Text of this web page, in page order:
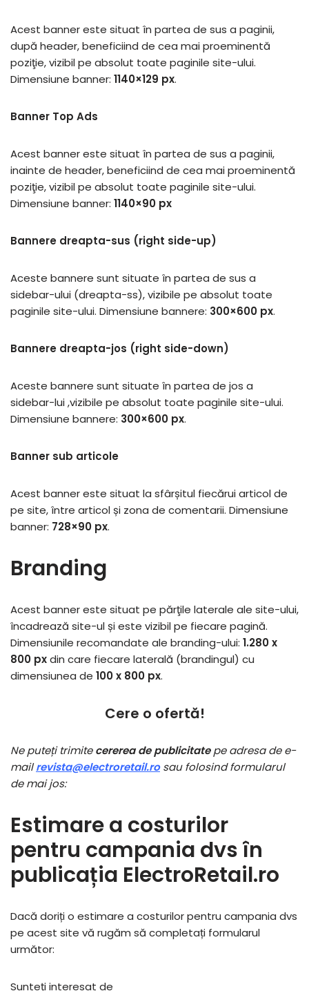
Acest banner este situat în partea de sus a paginii,
după header, beneficiind de cea mai proeminentă
poziţie, vizibil pe absolut toate paginile site-ului.
Dimensiune banner: 1140×129 px.
Banner Top Ads
Acest banner este situat în partea de sus a paginii,
inainte de header, beneficiind de cea mai proeminentă
poziţie, vizibil pe absolut toate paginile site-ului.
Dimensiune banner: 1140×90 px
Bannere dreapta-sus (right side-up)
Aceste bannere sunt situate în partea de sus a
sidebar-ului (dreapta-ss), vizibile pe absolut toate
paginile site-ului. Dimensiune bannere: 300×600 px.
Bannere dreapta-jos (right side-down)
Aceste bannere sunt situate în partea de jos a
sidebar-lui ,vizibile pe absolut toate paginile site-ului.
Dimensiune bannere: 300×600 px.
Banner sub articole
Acest banner este situat la sfârșitul fiecărui articol de
pe site, între articol și zona de comentarii. Dimensiune
banner: 728×90 px.
Branding
Acest banner este situat pe părţile laterale ale site-ului,
încadrează site-ul și este vizibil pe fiecare pagină.
Dimensiunile recomandate ale branding-ului: 1.280 x
800 pxdin care fiecare laterală (brandingul) cu
dimensiunea de 100 x 800 px.
Cere o ofertă!
Ne puteți trimitecererea de publicitatepe adresa de e-
mailrevista@electroretail.rosau folosind formularul
de mai jos:
Estimare a costurilor
pentru campania dvs în
publicația ElectroRetail.ro
Dacă doriți o estimare a costurilor pentru campania dvs
pe acest site vă rugăm să completați formularul
următor:
Sunteți interesat de